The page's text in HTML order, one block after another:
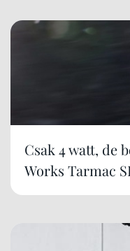
Csak 4 watt, de
Works Tarmac